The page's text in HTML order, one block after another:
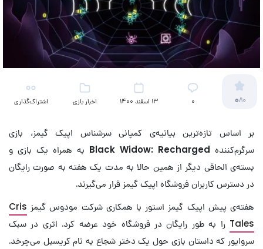
0/10 ۰ 13 اسفند 1400 اخبار بازی اشتراک‌گذاری
بر اساس تازه‌ترین بیانیه‌ی کمپانی سرشناس اپیک گیمز، بازی
سرگرم‌کننده Black Widow: Recharged به همراه یک بازی و
بسته‌ی الحاقی دیگر از همین حالا به مدت یک هفته به صورت رایگان
در دسترس کاربران فروشگاه اپیک گیمز قرار می‌گیرند.
هفته‌ی پیش اپیک گیمز استور با همکاری شرکت مودوس گیمز Cris
Tales را به طور رایگان در فروشگاه خود عرضه کرد. اثری در سبک
سروایور که داستان بازی حول یک دختر شجاع به نام کریسبل می‌چرخد.